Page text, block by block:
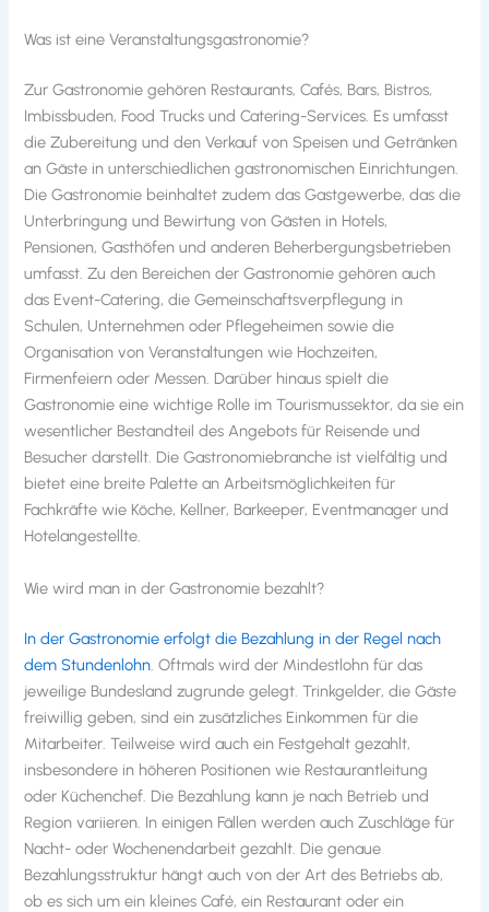
Was ist eine Veranstaltungsgastronomie?
Zur Gastronomie gehören Restaurants, Cafés, Bars, Bistros,
Imbissbuden, Food Trucks und Catering-Services. Es umfasst
die Zubereitung und den Verkauf von Speisen und Getränken
an Gäste in unterschiedlichen gastronomischen Einrichtungen.
Die Gastronomie beinhaltet zudem das Gastgewerbe, das die
Unterbringung und Bewirtung von Gästen in Hotels,
Pensionen, Gasthöfen und anderen Beherbergungsbetrieben
umfasst. Zu den Bereichen der Gastronomie gehören auch
das Event-Catering, die Gemeinschaftsverpflegung in
Schulen, Unternehmen oder Pflegeheimen sowie die
Organisation von Veranstaltungen wie Hochzeiten,
Firmenfeiern oder Messen. Darüber hinaus spielt die
Gastronomie eine wichtige Rolle im Tourismussektor, da sie ein
wesentlicher Bestandteil des Angebots für Reisende und
Besucher darstellt. Die Gastronomiebranche ist vielfältig und
bietet eine breite Palette an Arbeitsmöglichkeiten für
Fachkräfte wie Köche, Kellner, Barkeeper, Eventmanager und
Hotelangestellte.
Wie wird man in der Gastronomie bezahlt?
In der Gastronomie erfolgt die Bezahlung in der Regel nach
dem Stundenlohn . Oftmals wird der Mindestlohn für das
jeweilige Bundesland zugrunde gelegt. Trinkgelder, die Gäste
freiwillig geben, sind ein zusätzliches Einkommen für die
Mitarbeiter. Teilweise wird auch ein Festgehalt gezahlt,
insbesondere in höheren Positionen wie Restaurantleitung
oder Küchenchef. Die Bezahlung kann je nach Betrieb und
Region variieren. In einigen Fällen werden auch Zuschläge für
Nacht- oder Wochenendarbeit gezahlt. Die genaue
Bezahlungsstruktur hängt auch von der Art des Betriebs ab,
ob es sich um ein kleines Café, ein Restaurant oder ein